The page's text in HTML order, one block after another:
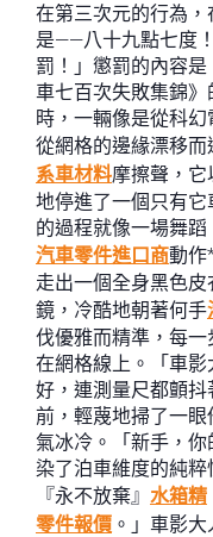
在第三次元的行為
是——八十九點七度
罰！」懲罰的內容
車七百次失敗集錦
時，一輛像是從科
從網格的邊緣漂移
系車材料摩擦聲，
地停進了一個只有
的過程就像一場舞
汽車零件進口商動作
走出一個全身黑色
鏡，冷酷地朝著何手
伐優雅而精準，每
在網格線上。「車
好，連測量尺都顫
前，輕蔑地掃了一
氣冰冷。「新手，
染了泊車維度的純
『永不放棄』 水箱精
零件報價 。」車影